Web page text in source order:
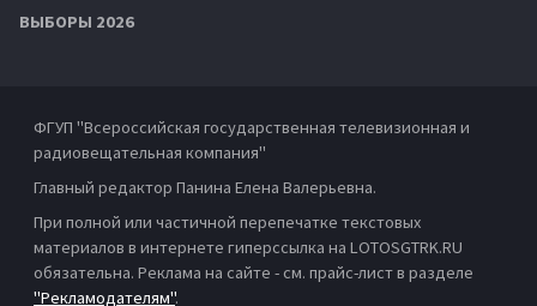
ВЫБОРЫ 2026
ФГУП "Всероссийская государственная телевизионная и
радиовещательная компания"
Главный редактор Панина Елена Валерьевна.
При полной или частичной перепечатке текстовых
материалов в интернете гиперссылка на LOTOSGTRK.RU
обязательна. Реклама на сайте - см. прайс-лист в разделе
"Рекламодателям".